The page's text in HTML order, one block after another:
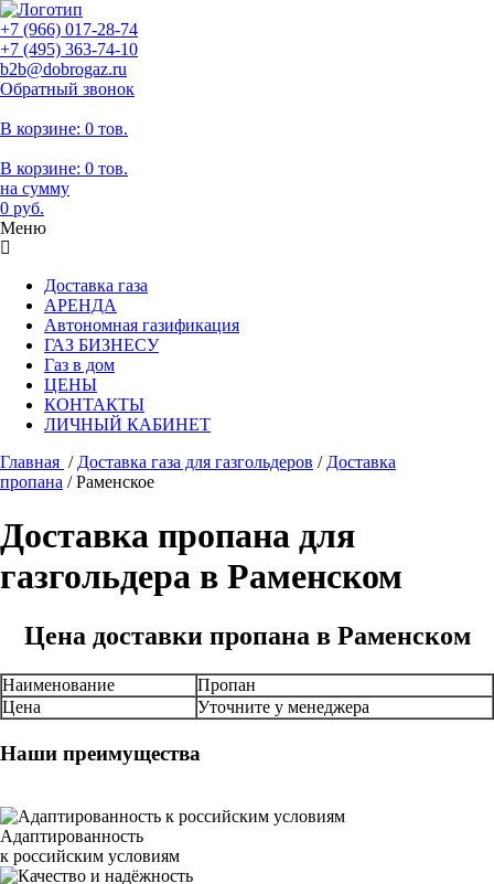
+7 (966) 017-28-74
+7 (495) 363-74-10
b2b@dobrogaz.ru
Обратный звонок
В корзине: 0 тов.
В корзине: 0 тов.
на сумму
0 руб.
Меню
Доставка газа
АРЕНДА
Автономная газификация
ГАЗ БИЗНЕСУ
Газ в дом
ЦЕНЫ
КОНТАКТЫ
ЛИЧНЫЙ КАБИНЕТ
Главная / Доставка газа для газгольдеров / Доставка
пропана /Раменское
Доставка пропана для
газгольдера в Раменском
Цена доставки пропана в Раменском
Наименование
Пропан
Цена
Уточните у менеджера
Наши преимущества
Адаптированность
к российским условиям